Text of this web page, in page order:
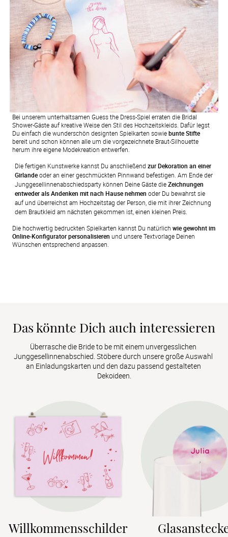
Bei unserem unterhaltsamen Guess the Dress-Spiel erraten die Bridal
Shower-Gäste auf kreative Weise den Stil des Hochzeitskleids. Dafür legst
Du einfach die wunderschön designten Spielkarten sowiebunte Stifte
bereit und schon können alle um die vorgezeichnete Braut-Silhouette
herum ihre eigene Modekreation entwerfen.
Die fertigen Kunstwerke kannst Du anschließend zur Dekoration an einer
Girlande oder an einer geschmückten Pinnwand befestigen. Am Ende der
Junggesellinnen­abschiedsparty können Deine Gäste die Zeichnungen
entweder als Andenken mit nach Hause nehmen oder Du bewahrst sie
auf und überreichst am Hochzeitstag der Person, die mit ihrer Zeichnung
dem Brautkleid am nächsten gekommen ist, einen kleinen Preis.
Die hochwertig bedruckten Spielkarten kannst Du natürlich wie gewohnt im
Online-Konfigurator personalisieren und unsere Textvorlage Deinen
Wünschen entsprechend anpassen.
Das könnte Dich auch interessieren
Überrasche die Bride to be mit einem unvergesslichen
Junggesellinnenabschied. Stöbere durch unsere große Auswahl
an Einladungskarten und den dazu passend gestalteten
Dekoideen.
Willkommensschilder